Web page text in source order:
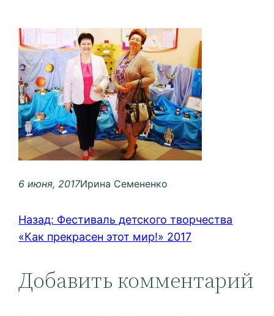
6 июня, 2017Ирина Семененко
Назад: Фестиваль детского творчества
«Как прекрасен этот мир!» 2017
Добавить комментарий